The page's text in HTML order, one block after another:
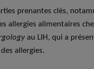
prenantes clés,
allergies alimentaires
au LIH, qui a
allergies.